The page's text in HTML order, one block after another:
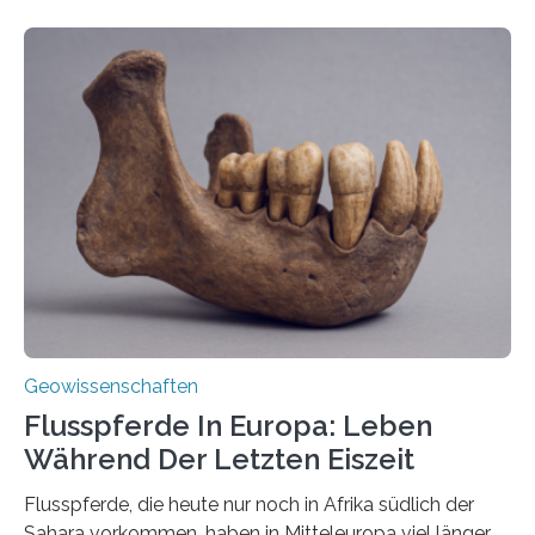
erzeugt durch Magma oder Gase, die sich durch
Schlote einen Weg nach oben bahnen? Jun.-Prof. Dr.
Miriam Christina Reiss, Vulkanseismologin an der
Johannes Gutenberg-Universität Mainz (JGU), und ihr
Team haben am Vulkan Oldoinyo Lengai in Tansania
solche Tremore lokalisiert. „Wir konnten die Tremore
nicht nur nachweisen, sondern ihren Ort in…
Geowissenschaften
Flusspferde In Europa: Leben
Während Der Letzten Eiszeit
Flusspferde, die heute nur noch in Afrika südlich der